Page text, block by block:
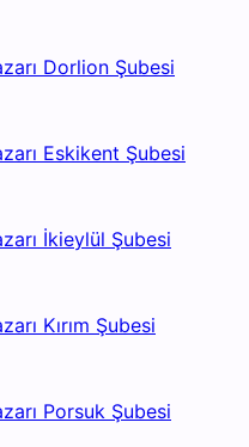
Dorlion Şubesi
Eskikent Şubesi
İkieylül Şubesi
Kırım Şubesi
Porsuk Şubesi